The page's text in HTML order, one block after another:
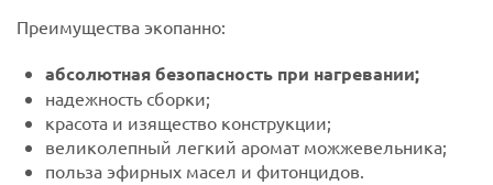
Преимущества экопанно:
абсолютная безопасность при нагревании;
надежность сборки;
красота и изящество конструкции;
великолепный легкий аромат можжевельника;
польза эфирных масел и фитонцидов.